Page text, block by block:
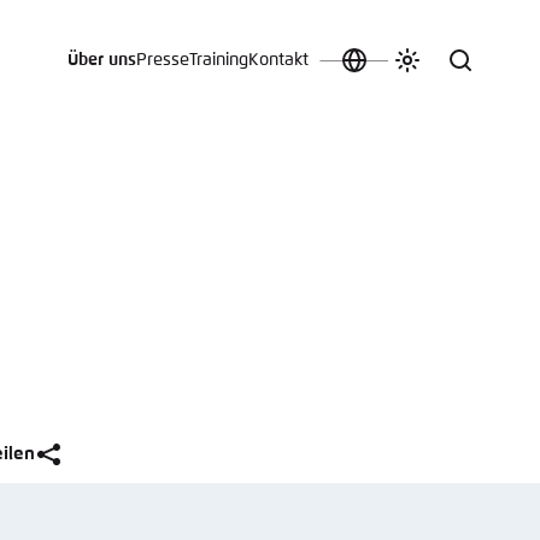
SpracheFarbschema
Suche
Über unsPresseTraining Kontakt